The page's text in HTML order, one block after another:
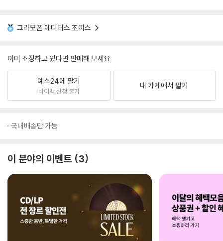
그라모폰 에디터스 초이스
이미 소장하고 있다면 판매해 보세요.
예스24에 팔기
바이백 신청 불가
내 가게에서 팔기
국내배송만 가능
이 분야의 이벤트 3